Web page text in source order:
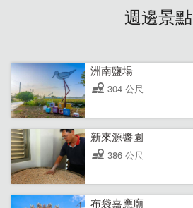
週邊景點
洲南鹽場
304 公尺
新來源醬園
386 公尺
布袋嘉應廟